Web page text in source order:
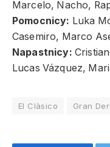
Marcelo, Nacho,
Pomocnicy: Luka
Casemiro, Marco
Napastnicy:
Lucas Vázquez,
El Clàsico Gran